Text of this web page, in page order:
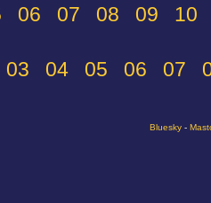
06 07 08 09 10
03 04 05 06 07
Bluesky -